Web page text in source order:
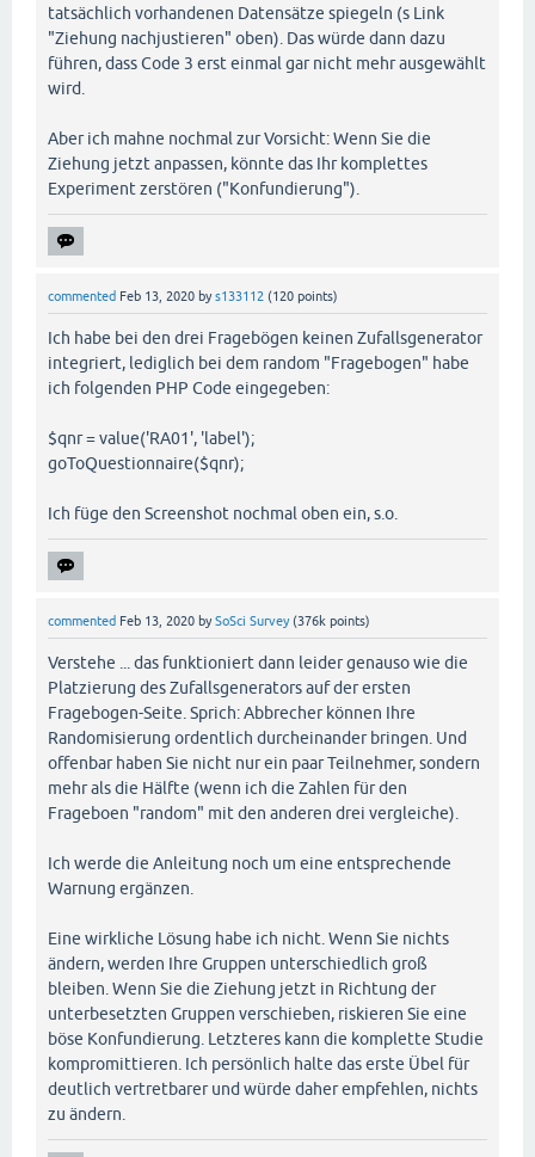
tatsächlich vorhandenen Datensätze spiegeln (s Link
"Ziehung nachjustieren" oben). Das würde dann dazu
führen, dass Code 3 erst einmal gar nicht mehr ausgewählt
wird.
Aber ich mahne nochmal zur Vorsicht: Wenn Sie die
Ziehung jetzt anpassen, könnte das Ihr komplettes
Experiment zerstören ("Konfundierung").
commented Feb 13, 2020 bys133112 (120 points)
Ich habe bei den drei Fragebögen keinen Zufallsgenerator
integriert, lediglich bei dem random "Fragebogen" habe
ich folgenden PHP Code eingegeben:
$qnr = value('RA01', 'label');
goToQuestionnaire($qnr);
Ich füge den Screenshot nochmal oben ein, s.o.
commented Feb 13, 2020 bySoSci Survey (376k points)
Verstehe ... das funktioniert dann leider genauso wie die
Platzierung des Zufallsgenerators auf der ersten
Fragebogen-Seite. Sprich: Abbrecher können Ihre
Randomisierung ordentlich durcheinander bringen. Und
offenbar haben Sie nicht nur ein paar Teilnehmer, sondern
mehr als die Hälfte (wenn ich die Zahlen für den
Frageboen "random" mit den anderen drei vergleiche).
Ich werde die Anleitung noch um eine entsprechende
Warnung ergänzen.
Eine wirkliche Lösung habe ich nicht. Wenn Sie nichts
ändern, werden Ihre Gruppen unterschiedlich groß
bleiben. Wenn Sie die Ziehung jetzt in Richtung der
unterbesetzten Gruppen verschieben, riskieren Sie eine
böse Konfundierung. Letzteres kann die komplette Studie
kompromittieren. Ich persönlich halte das erste Übel für
deutlich vertretbarer und würde daher empfehlen, nichts
zu ändern.